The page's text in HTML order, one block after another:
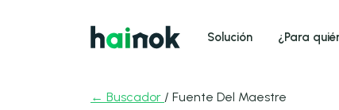
Solución ¿Para
← Buscador / Fuente Del Maestre